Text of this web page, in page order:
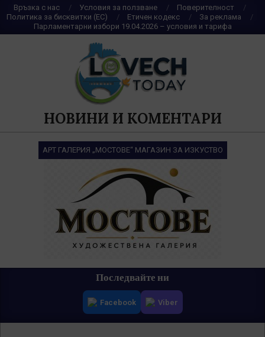
Skip
to
content
Връзка с нас Условия за ползване
Поверителност
Политика за бисквитки (ЕС)
Етичен кодекс
За реклама
Парламентарни избори 19.04.2026 – условия и тарифа
НОВИНИ И КОМЕНТАРИ
АРТ ГАЛЕРИЯ „МОСТОВЕ“ МАГАЗИН ЗА ИЗКУСТВО
Последвайте ни
Facebook Viber